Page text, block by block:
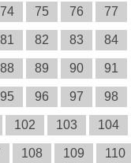
74 75 76 77
81 82 83 84
88 89 90 91
95 96 97 98
102 103 104
108 109 110